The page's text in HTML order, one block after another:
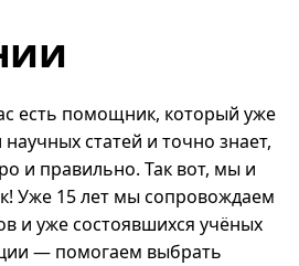
есть помощник, который уже
статей и точно знает,
и правильно. Так вот, мы и
Уже 15 лет мы сопровождаем
и уже состоявшихся учёных
— помогаем выбрать